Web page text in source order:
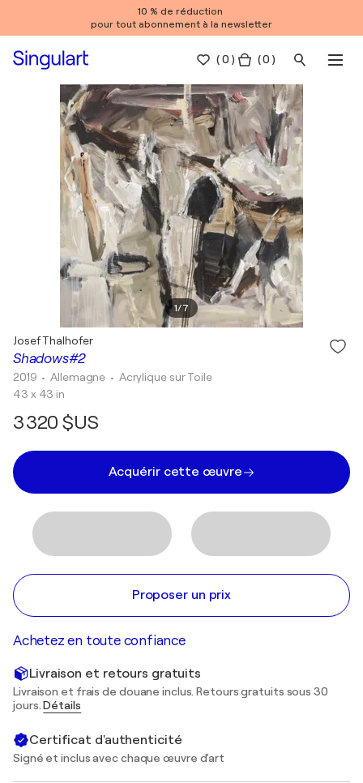
10 % de réduction
pour tout abonnement à la newsletter
(0 ) ( 0 )
1/7
Shadows#2
Josef Thalhofer
2019 • Allemagne • Acrylique sur Toile
43 x 43 in
3 320 $US
Acquérir cette œuvre
Proposer un prix
Achetez en toute confiance
Livraison et retours gratuits
Livraison et frais de douane inclus. Retours gratuits sous 30
jours.Détails
Certificat d'authenticité
Signé et inclus avec chaque œuvre d'art